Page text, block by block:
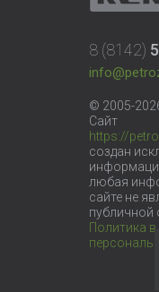
8 (8142)
© 2005-
Сайт
https://
создан
любая
сайте не
публичной
Политика